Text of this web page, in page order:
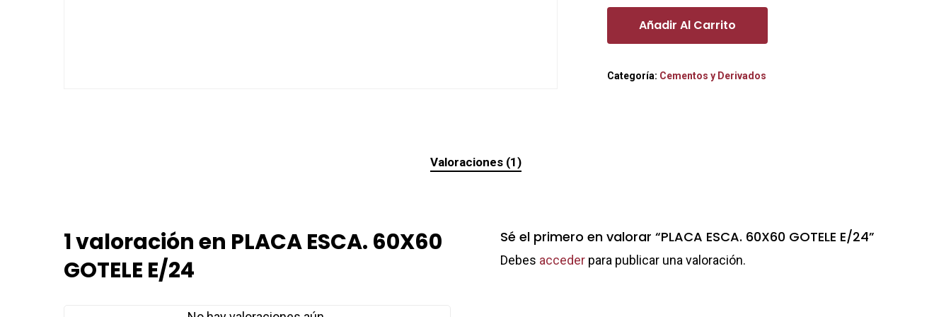
Añadir Al Carrito
Categoría: Cementos y Derivados
Valoraciones (1)
1 valoración en PLACA ESCA. 60X60
GOTELE E/24
Sé el primero en valorar “PLACA ESCA. 60X60 GOTELE E/24”
Debes acceder para publicar una valoración.